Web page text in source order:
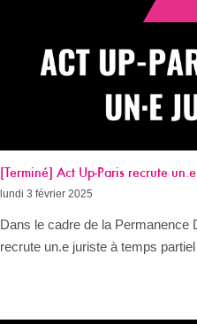
[Terminé] Act Up-Paris recrute
lundi 3 février 2025
Dans le cadre de la Permanence
recrute un.e juriste à temps